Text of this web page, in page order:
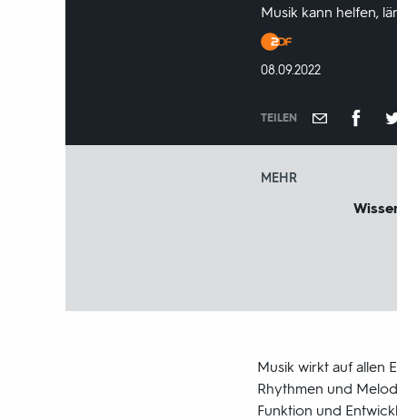
Musik kann helfen,
Produktionsland
und
DATUM:
08.09.2022
TEILEN
MEHR
Musik wirkt auf allen
Rhythmen und
Funktion und